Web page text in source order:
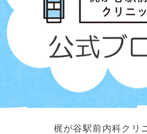
梶が谷駅前内科クリ